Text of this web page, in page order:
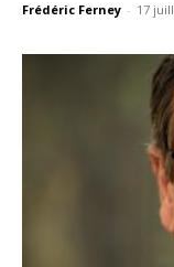
Frédéric Ferney - 17